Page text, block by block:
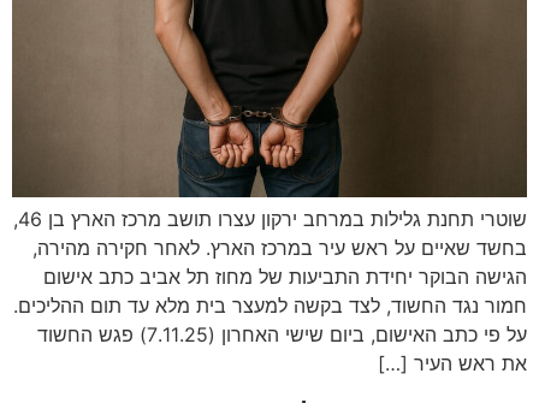
שוטרי תחנת גלילות במרחב ירקון עצרו תושב מרכז הארץ בן 46,
בחשד שאיים על ראש עיר במרכז הארץ. לאחר חקירה מהירה,
הגישה הבוקר יחידת התביעות של מחוז תל אביב כתב אישום
חמור נגד החשוד, לצד בקשה למעצר בית מלא עד תום ההליכים.
על פי כתב האישום, ביום שישי האחרון (7.11.25) פגש החשוד
את ראש העיר […]